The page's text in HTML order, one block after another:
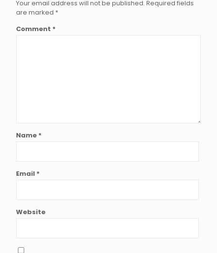
Your email address will not be published. Required fields
are marked *
Comment *
Name *
Email *
Website